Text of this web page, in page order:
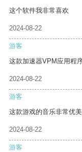
这个软件我非常喜欢
2024-08-22
游客
这款加速器VPM应用程
2024-08-22
游客
这款游戏的音乐非常优
2024-08-22
游客